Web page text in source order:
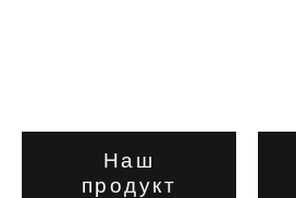
Наш
продукт